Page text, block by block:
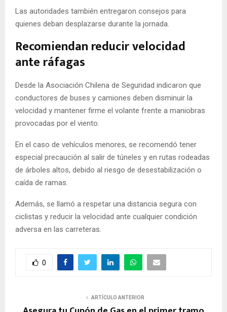
Las autoridades también entregaron consejos para
quienes deban desplazarse durante la jornada.
Recomiendan reducir velocidad
ante ráfagas
Desde la Asociación Chilena de Seguridad indicaron que
conductores de buses y camiones deben disminuir la
velocidad y mantener firme el volante frente a maniobras
provocadas por el viento.
En el caso de vehículos menores, se recomendó tener
especial precaución al salir de túneles y en rutas rodeadas
de árboles altos, debido al riesgo de desestabilización o
caída de ramas.
Además, se llamó a respetar una distancia segura con
ciclistas y reducir la velocidad ante cualquier condición
adversa en las carreteras.
0
ARTÍCULO ANTERIOR